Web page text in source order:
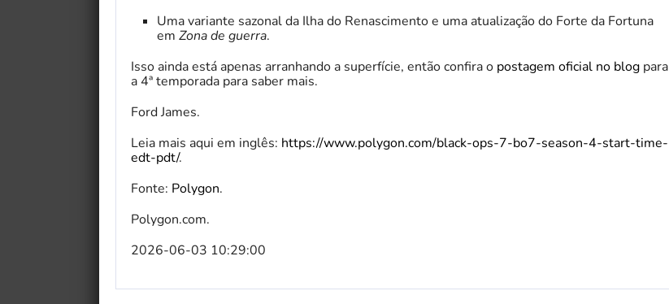
Uma variante sazonal da Ilha do Renascimento e uma atualização do Forte da Fortuna
em Zona de guerra.
Isso ainda está apenas arranhando a superfície, então confira o postagem oficial no blog para
a 4ª temporada para saber mais.
Ford James.
Leia mais aqui em inglês: https://www.polygon.com/black-ops-7-bo7-season-4-start-time-
edt-pdt/.
Fonte: Polygon.
Polygon.com.
2026-06-03 10:29:00